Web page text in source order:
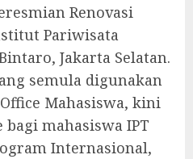
Renovasi
Pariwisata
Jakarta Selatan.
semula digunakan
Mahasiswa, kini
mahasiswa IPT
Internasional,